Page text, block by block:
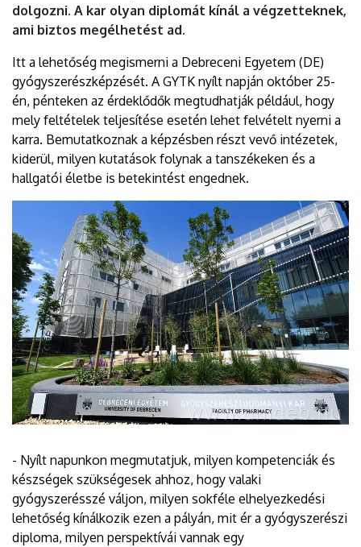
dolgozni. A kar olyan diplomát kínál a végzetteknek,
ami biztos megélhetést ad.
Itt a lehetőség megismerni a Debreceni Egyetem (DE)
gyógyszerészképzését. A GYTK nyílt napján október 25-
én, pénteken az érdeklődők megtudhatják például, hogy
mely feltételek teljesítése esetén lehet felvételt nyerni a
karra. Bemutatkoznak a képzésben részt vevő intézetek,
kiderül, milyen kutatások folynak a tanszékeken és a
hallgatói életbe is betekintést engednek.
- Nyílt napunkon megmutatjuk, milyen kompetenciák és
készségek szükségesek ahhoz, hogy valaki
gyógyszerésszé váljon, milyen sokféle elhelyezkedési
lehetőség kínálkozik ezen a pályán, mit ér a gyógyszerészi
diploma, milyen perspektívái vannak egy